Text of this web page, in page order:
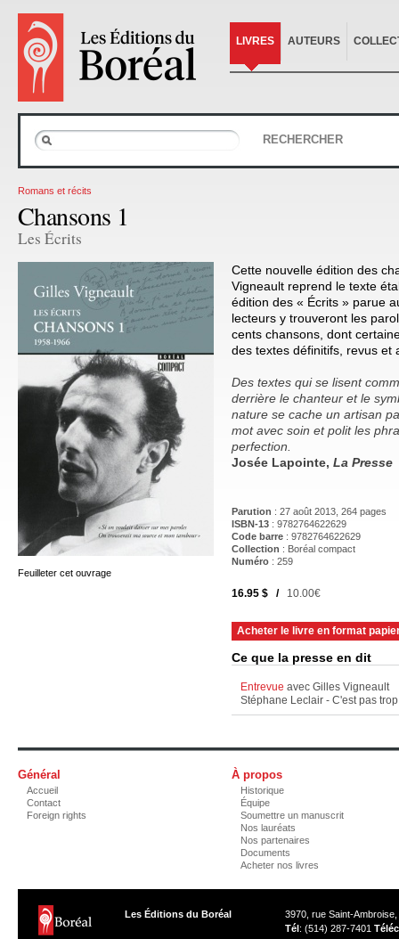
LIVRES AUTEURS
RECHERCHER
Romans et récits
Chansons 1
Les Écrits
Feuilleter cet ouvrage
Cette nouvelle édition des
Vigneault reprend le texte
édition des « Écrits » parue
lecteurs y trouveront les
cents chansons, dont
des textes définitifs, revus et
Des textes qui se lisent
derrière le chanteur et le
nature se cache un artisan
mot avec soin et polit les
perfection.
Josée Lapointe, La Presse
Parution : 27 août 2013, 264 pages
ISBN-13 : 9782764622629
Code barre : 9782764622629
Collection : Boréal compact
Numéro : 259
16.95 $ /10.00€
Acheter le livre en format
Ce que la presse en dit
Entrevue avec Gilles Vigneault
Stéphane Leclair - C'est pas
Général
Accueil
Contact
Foreign rights
À propos
Historique
Équipe
Soumettre un manuscrit
Nos lauréats
Nos partenaires
Documents
Acheter nos livres
Les Éditions du Boréal
3970, rue Saint-
Tél : (514) 287-7401 Téléc